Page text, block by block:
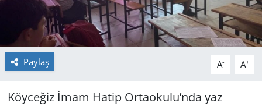
Paylaş A- A+
Köyceğiz İmam Hatip Ortaokulu’nda yaz
MAGAZİN
POLİTİKA
RESMİ İLANLAR
SAĞLIK